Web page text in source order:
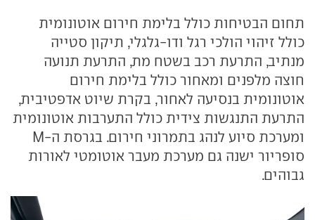
תחום הבטיחות כולל בלימת חירום אוטונומית
כולל זיהוי הולכי רגל ודו-גלגלי, תיקון סטייה
מנתיב, התרעת רכב בשטח מת, התרעת תנועה
חוצה מלפנים ומאחור כולל בלימת חירום
אוטונומית בנסיעה לאחור, בקרת שיוט אדפטיבית,
התרעת התנגשות צידית כולל התערבות אוטונומית
ומערכת סיוע לנהג בתמרוני חירום. בגרסת ה-M
סופריור ישנה גם מערכת מעבר אוטומטי לאורות
גבוהים.